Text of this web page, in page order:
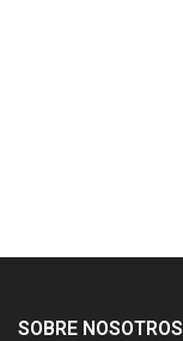
SOBRE NOSOTROS